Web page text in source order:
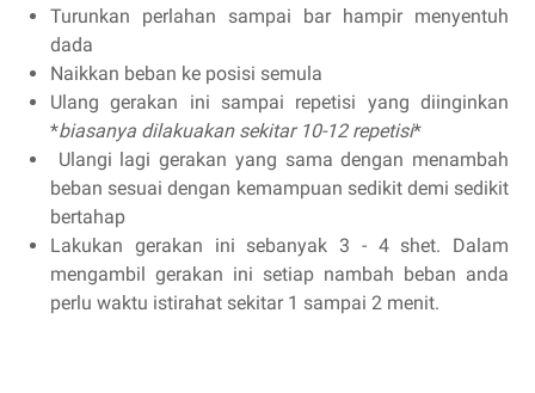
Turunkan perlahan sampai bar hampir menyentuh
dada
Naikkan beban ke posisi semula
Ulang gerakan ini sampai repetisi yang diinginkan
*biasanya dilakuakan sekitar 10-12 repetisi*
Ulangi lagi gerakan yang sama dengan menambah
beban sesuai dengan kemampuan sedikit demi sedikit
bertahap
Lakukan gerakan ini sebanyak 3 - 4 shet. Dalam
mengambil gerakan ini setiap nambah beban anda
perlu waktu istirahat sekitar 1 sampai 2 menit.